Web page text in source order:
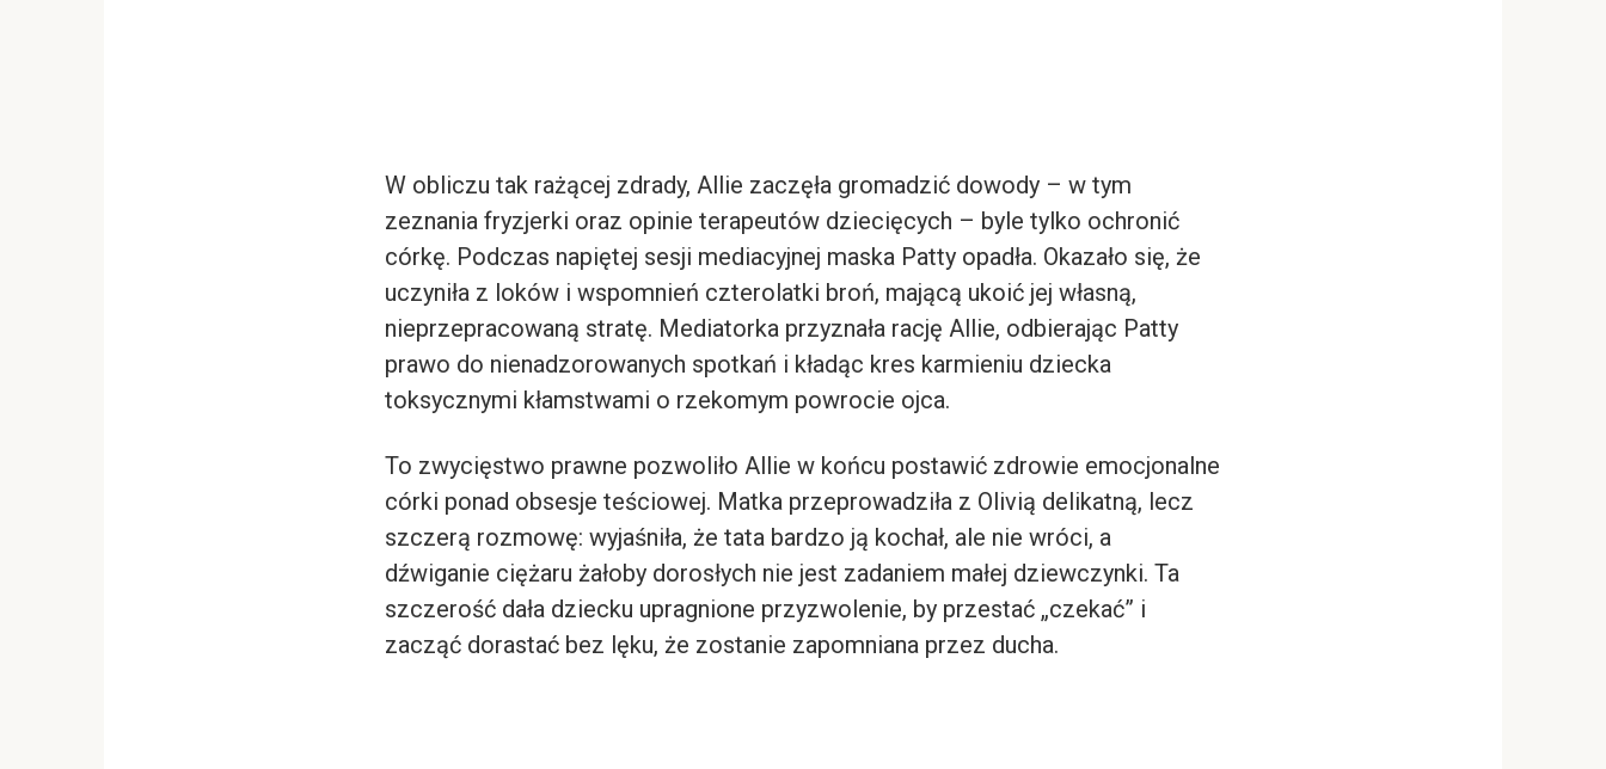
W obliczu tak rażącej zdrady, Allie zaczęła gromadzić dowody – w tym
zeznania fryzjerki oraz opinie terapeutów dziecięcych – byle tylko ochronić
córkę. Podczas napiętej sesji mediacyjnej maska Patty opadła. Okazało się, że
uczyniła z loków i wspomnień czterolatki broń, mającą ukoić jej własną,
nieprzepracowaną stratę. Mediatorka przyznała rację Allie, odbierając Patty
prawo do nienadzorowanych spotkań i kładąc kres karmieniu dziecka
toksycznymi kłamstwami o rzekomym powrocie ojca.
To zwycięstwo prawne pozwoliło Allie w końcu postawić zdrowie emocjonalne
córki ponad obsesje teściowej. Matka przeprowadziła z Olivią delikatną, lecz
szczerą rozmowę: wyjaśniła, że tata bardzo ją kochał, ale nie wróci, a
dźwiganie ciężaru żałoby dorosłych nie jest zadaniem małej dziewczynki. Ta
szczerość dała dziecku upragnione przyzwolenie, by przestać „czekać” i
zacząć dorastać bez lęku, że zostanie zapomniana przez ducha.